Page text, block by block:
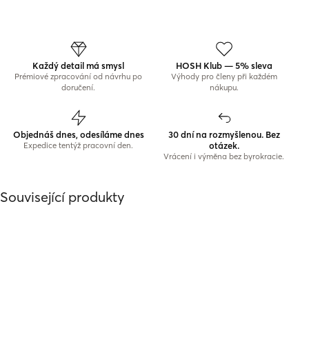
Každý detail má smysl
Prémiové zpracování od návrhu po
doručení.
HOSH Klub — 5% sleva
Výhody pro členy při každém
nákupu.
Objednáš dnes, odesíláme dnes
Expedice tentýž pracovní den.
30 dní na rozmyšlenou. Bez
otázek.
Vrácení i výměna bez byrokracie.
Související produkty